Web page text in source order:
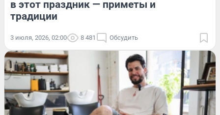
в этот праздник — приметы и
традиции
3 июля, 2026, 02:00 8 481 Обсудить